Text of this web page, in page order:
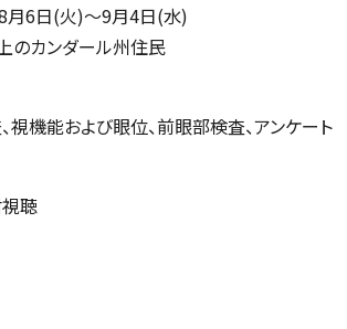
⽉6⽇(⽕)〜9⽉4⽇(⽔)
のカンダール州住⺠
機能および眼位、前眼部検査、アンケート
聴